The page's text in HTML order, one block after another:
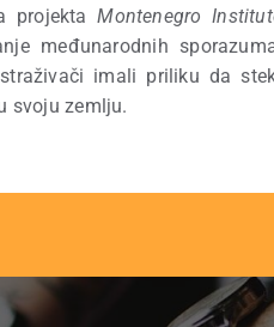
projektaMontenegro
međunarodnih
imali priliku da
svoju zemlju.